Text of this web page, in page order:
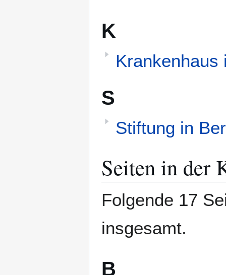
K
Krankenhaus
S
Stiftung in
Seiten in der
Folgende 17
insgesamt.
B